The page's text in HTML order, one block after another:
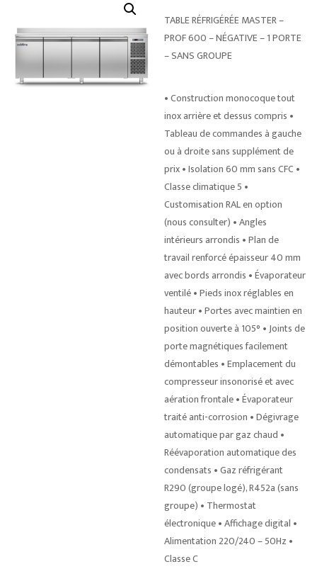
TABLE RÉFRIGÉRÉE MASTER –
PROF 600 – NÉGATIVE – 1 PORTE
– SANS GROUPE
• Construction monocoque tout
inox arrière et dessus compris •
Tableau de commandes à gauche
ou à droite sans supplément de
prix • Isolation 60 mm sans CFC •
Classe climatique 5 •
Customisation RAL en option
(nous consulter) • Angles
intérieurs arrondis • Plan de
travail renforcé épaisseur 40 mm
avec bords arrondis • Évaporateur
ventilé • Pieds inox réglables en
hauteur • Portes avec maintien en
position ouverte à 105° • Joints de
porte magnétiques facilement
démontables • Emplacement du
compresseur insonorisé et avec
aération frontale • Évaporateur
traité anti-corrosion • Dégivrage
automatique par gaz chaud •
Réévaporation automatique des
condensats • Gaz réfrigérant
R290 (groupe logé), R452a (sans
groupe) • Thermostat
électronique • Affichage digital •
Alimentation 220/240 – 50Hz •
Classe C